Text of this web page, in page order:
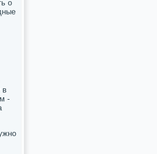
о
в
-